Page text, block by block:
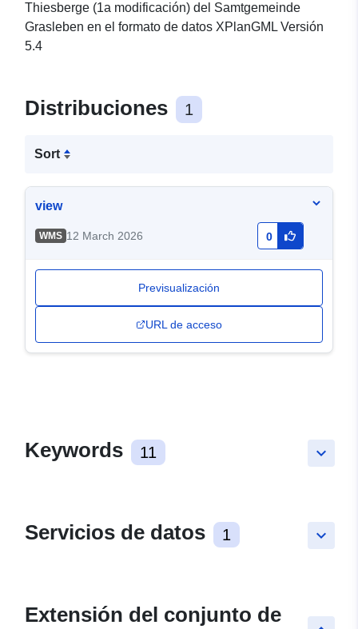
Thiesberge (1a modificación) del Samtgemeinde
Grasleben en el formato de datos XPlanGML Versión
5.4
Distribuciones 1
Sort
view
WMS 12 March 2026 0
Previsualización
URL de acceso
keyboard_arrow_down
Keywords 11
keyboard_arrow_down
Servicios de datos 1
Extensión del conjunto de